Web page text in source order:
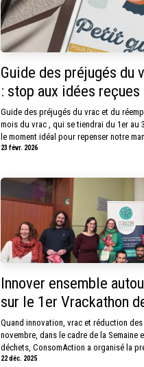
Guide des préjugés du
: stop aux idées reçues
Guide des préjugés du vrac et du
mois du vrac , qui se tiendrai du 1er au
le moment idéal pour repenser notre
23 févr. 2026
Innover ensemble
sur le 1er Vrackathon
Quand innovation, vrac et réduction
novembre, dans le cadre de la Semaine
déchets, ConsomAction a organisé la
22 déc. 2025